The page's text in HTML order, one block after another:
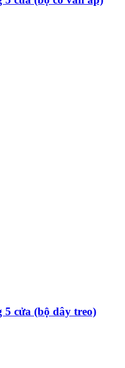
cửa (bộ dây treo)